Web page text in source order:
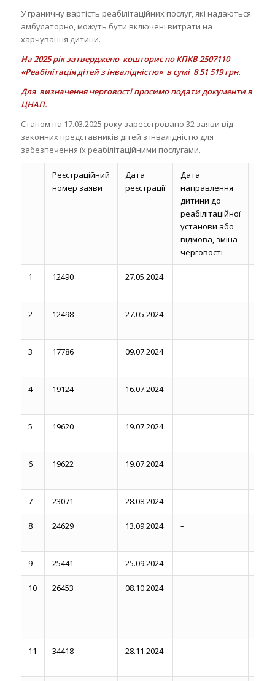
У граничну вартість реабілітаційних послуг, які надаються
амбулаторно, можуть бути включені витрати на
харчування дитини.
На 2025 рік затверджено кошторис по КПКВ 2507110
«Реабілітація дітей з інвалідністю» в сумі 8 51 519 грн.
Для визначення черговості просимо подати документи в
ЦНАП.
Станом на 17.03.2025 року зареєстровано 32 заяви від
законних представників дітей з інвалідністю для
забезпечення їх реабілітаційними послугами.
Реєстраційний
номер заяви
Дата
реєстрації
Дата
направлення
дитини до
реабілітаційної
установи або
відмова, зміна
черговості
1 12490 27.05.2024
2 12498 27.05.2024
3 17786 09.07.2024
4 19124 16.07.2024
5 19620 19.07.2024
6 19622 19.07.2024
7 23071 28.08.2024 –
8 24629 13.09.2024 –
9 25441 25.09.2024
10 26453 08.10.2024
11 34418 28.11.2024